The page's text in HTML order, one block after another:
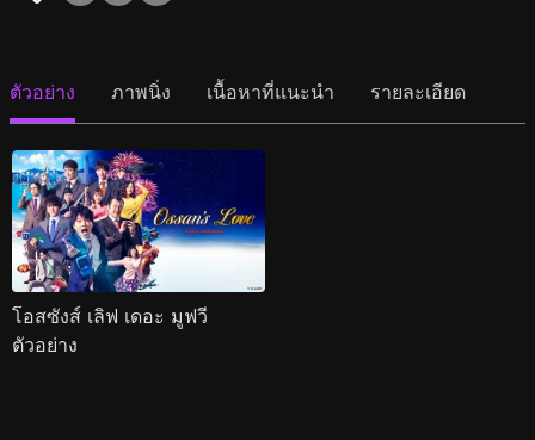
ตัวอย่าง ภาพนิ่ง เนื้อหาที่แนะนำ รายละเอียด
โอสซังส์ เลิฟ เดอะ มูฟวี
ตัวอย่าง